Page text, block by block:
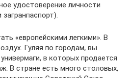
удостоверение личности
«европейскими легкими». В
Гуляя по городам, вы
в которых продается
В стране есть много столовых,